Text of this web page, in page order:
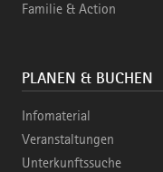
Familie & Action
PLANEN & BUCHEN
Infomaterial
Veranstaltungen
Unterkunftssuche